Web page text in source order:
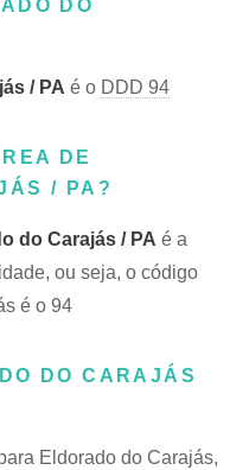
DO
/ PA é o DDD 94
DE
/ PA?
do Carajás / PA é a
ou seja, o código
é o 94
DO CARAJÁS
Eldorado do Carajás,